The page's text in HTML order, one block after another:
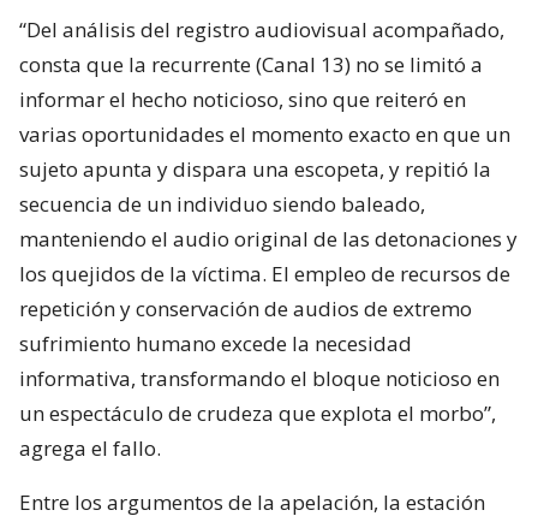
“Del análisis del registro audiovisual acompañado,
consta que la recurrente (Canal 13) no se limitó a
informar el hecho noticioso, sino que reiteró en
varias oportunidades el momento exacto en que un
sujeto apunta y dispara una escopeta, y repitió la
secuencia de un individuo siendo baleado,
manteniendo el audio original de las detonaciones y
los quejidos de la víctima. El empleo de recursos de
repetición y conservación de audios de extremo
sufrimiento humano excede la necesidad
informativa, transformando el bloque noticioso en
un espectáculo de crudeza que explota el morbo”,
agrega el fallo.
Entre los argumentos de la apelación, la estación